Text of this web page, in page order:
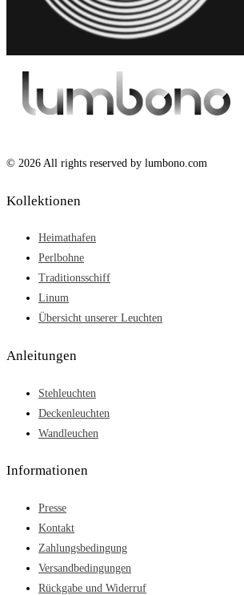
© 2026 All rights reserved by lumbono.com
Kollektionen
Heimathafen
Perlbohne
Traditionsschiff
Linum
Übersicht unserer Leuchten
Anleitungen
Stehleuchten
Deckenleuchten
Wandleuchen
Informationen
Presse
Kontakt
Zahlungsbedingung
Versandbedingungen
Rückgabe und Widerruf